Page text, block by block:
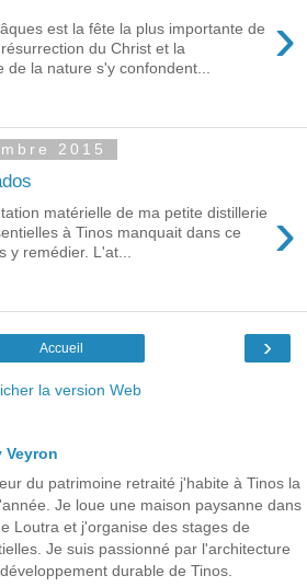
›
est la fête la plus importante de
du Christ et la
de la nature s'y confondent...
2015
›
matérielle de ma petite distillerie
à Tinos manquait dans ce
y remédier. L'at...
›
Accueil
la version Web
Veyron
du patrimoine retraité j'habite à Tinos la
Je loue une maison paysanne dans
Loutra et j'organise des stages de
Je suis passionné par l'architecture
durable de Tinos.